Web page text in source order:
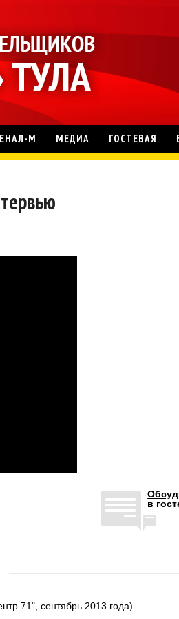
М МЕДИА ГОСТЕВАЯ
в
71", сентябрь 2013 года)